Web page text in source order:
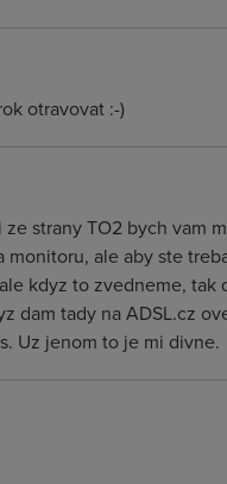
otravovat :-)
strany TO2 bych vam
monitoru, ale aby ste
kdyz to zvedneme, tak
dam tady na ADSL.cz
Uz jenom to je mi divne.